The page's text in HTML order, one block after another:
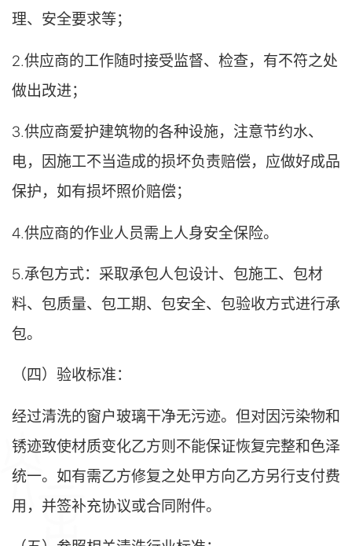
理、安全要求等；
2.供应商的工作随时接受监督、检查，有不符之处
做出改进；
3.供应商爱护建筑物的各种设施，注意节约水、
电，因施工不当造成的损坏负责赔偿， 应做好成品
保护，如有损坏照价赔偿；
4.供应商的作业人员需上人身安全保险。
5.承包方式：采取承包人包设计、包施工、包材
料、包质量、包工期、包安全、包验收方式进行承
包。
（四）验收标准：
经过清洗的窗户玻璃干净无污迹。但对因污染物和
锈迹致使材质变化乙方则不能保证恢复完整和色泽
统一。如有需乙方修复之处甲方向乙方另行支付费
用，并签补充协议或合同附件。